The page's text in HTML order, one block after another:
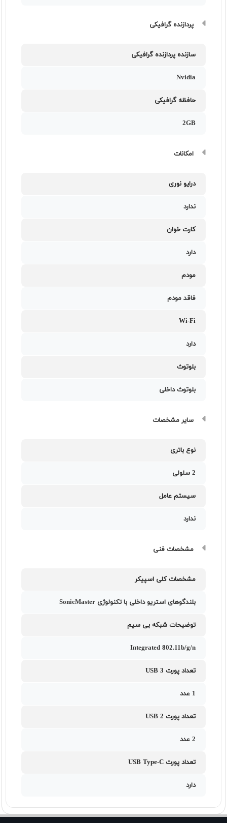
پردازنده گرافیکی
سازنده پردازنده گرافیکی
Nvidia
حافظه گرافیکی
2GB
امکانات
درایو نوری
ندارد
کارت خوان
دارد
مودم
فاقد مودم
Wi-Fi
دارد
بلوتوث
بلوتوث داخلی
سایر مشخصات
نوع باتری
2 سلولی
سیستم عامل
ندارد
مشخصات فنی
مشخصات کلی اسپیکر
بلندگوهای استریو داخلی با تکنولوژی SonicMaster
توضیحات شبکه بی سیم
Integrated 802.11b/g/n
تعداد پورت USB 3
1 عدد
تعداد پورت USB 2
2 عدد
تعداد پورت USB Type-C
دارد